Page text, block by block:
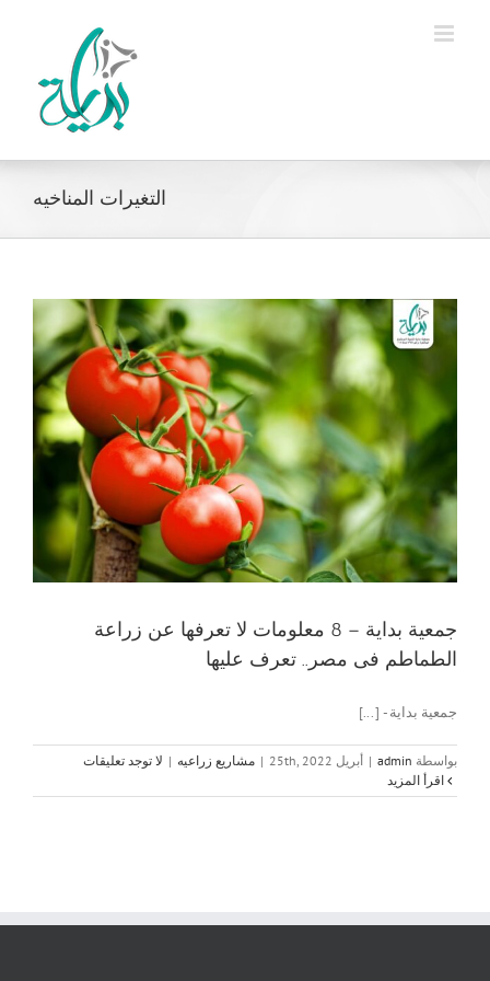
التغيرات المناخيه
جمعية بداية – 8 معلومات لا تعرفها عن زراعة
الطماطم فى مصر.. تعرف عليها
جمعية بداية - [...]
بواسطة admin
| أبريل 25th, 2022 | مشاريع زراعيه | لا توجد تعليقات